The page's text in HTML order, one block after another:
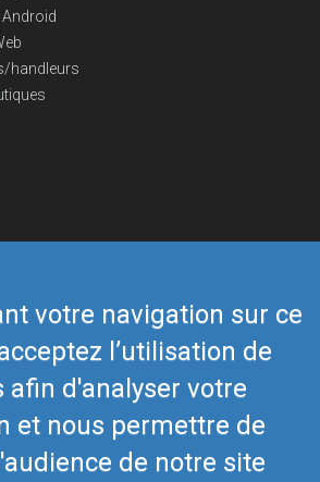
votre navigation sur ce
l’utilisation de
afin d'analyser votre
et nous permettre de
de notre site
handleurs
26441835
418-592-8862